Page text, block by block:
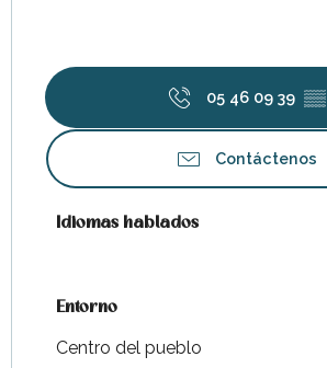
05 46 09 39 ▒▒
Contáctenos
Idiomas hablados
Idiomas hablados
Entorno
Entorno
Centro del pueblo